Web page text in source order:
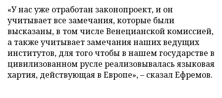
«У нас уже отработан законопроект, и он
учитывает все замечания, которые были
высказаны, в том числе Венецианской комиссией,
а также учитывает замечания наших ведущих
институтов, для того чтобы в нашем государстве в
цивилизованном русле реализовывалась языковая
хартия, действующая в Европе», – сказал Ефремов.